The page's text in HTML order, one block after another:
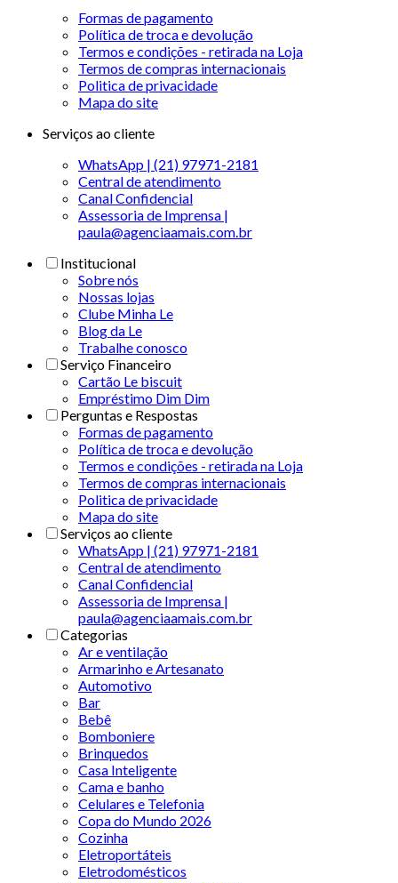
Formas de pagamento
Política de troca e devolução
Termos e condições - retirada na Loja
Termos de compras internacionais
Politica de privacidade
Mapa do site
Serviços ao cliente
WhatsApp | (21) 97971-2181
Central de atendimento
Canal Confidencial
Assessoria de Imprensa |
paula@agenciaamais.com.br
Institucional
Sobre nós
Nossas lojas
Clube Minha Le
Blog da Le
Trabalhe conosco
Serviço Financeiro
Cartão Le biscuit
Empréstimo Dim Dim
Perguntas e Respostas
Formas de pagamento
Política de troca e devolução
Termos e condições - retirada na Loja
Termos de compras internacionais
Politica de privacidade
Mapa do site
Serviços ao cliente
WhatsApp | (21) 97971-2181
Central de atendimento
Canal Confidencial
Assessoria de Imprensa |
paula@agenciaamais.com.br
Categorias
Ar e ventilação
Armarinho e Artesanato
Automotivo
Bar
Bebê
Bomboniere
Brinquedos
Casa Inteligente
Cama e banho
Celulares e Telefonia
Copa do Mundo 2026
Cozinha
Eletroportáteis
Eletrodomésticos